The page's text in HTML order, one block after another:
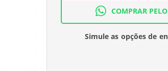
COMPRAR
Simule as opções de